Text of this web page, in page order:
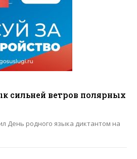
сильней ветров полярных
День родного языка диктантом на